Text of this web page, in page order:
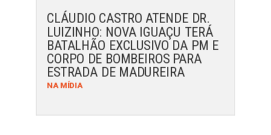
CLÁUDIO CASTRO ATENDE DR.
LUIZINHO: NOVA IGUAÇU TERÁ
BATALHÃO EXCLUSIVO DA PM E
CORPO DE BOMBEIROS PARA
ESTRADA DE MADUREIRA
NA MÍDIA